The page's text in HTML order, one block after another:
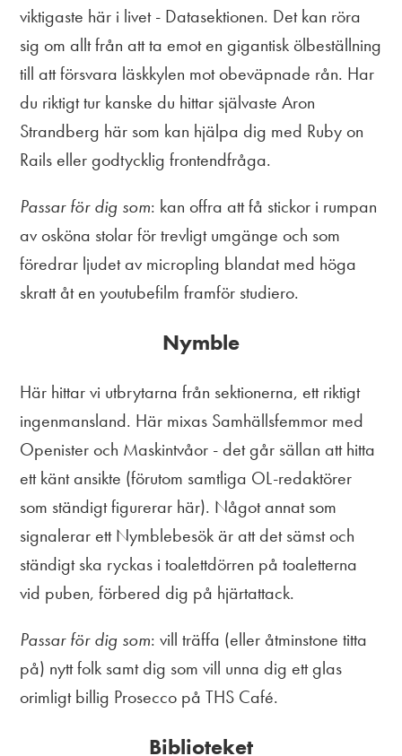
viktigaste här i livet - Datasektionen. Det kan röra
sig om allt från att ta emot en gigantisk ölbeställning
till att försvara läskkylen mot obeväpnade rån. Har
du riktigt tur kanske du hittar självaste Aron
Strandberg här som kan hjälpa dig med Ruby on
Rails eller godtycklig frontendfråga.
Passar för dig som: kan offra att få stickor i rumpan
av osköna stolar för trevligt umgänge och som
föredrar ljudet av micropling blandat med höga
skratt åt en youtubefilm framför studiero.
Nymble
Här hittar vi utbrytarna från sektionerna, ett riktigt
ingenmansland. Här mixas Samhällsfemmor med
Openister och Maskintvåor - det går sällan att hitta
ett känt ansikte (förutom samtliga OL-redaktörer
som ständigt figurerar här). Något annat som
signalerar ett Nymblebesök är att det sämst och
ständigt ska ryckas i toalettdörren på toaletterna
vid puben, förbered dig på hjärtattack.
Passar för dig som: vill träffa (eller åtminstone titta
på) nytt folk samt dig som vill unna dig ett glas
orimligt billig Prosecco på THS Café.
Biblioteket